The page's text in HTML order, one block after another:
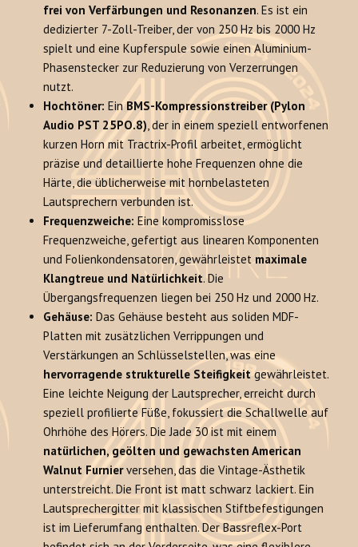
frei von Verfärbungen und Resonanzen. Es ist ein
dedizierter 7-Zoll-Treiber, der von 250 Hz bis 2000 Hz
spielt und eine Kupferspule sowie einen Aluminium-
Phasenstecker zur Reduzierung von Verzerrungen
nutzt.
Hochtöner: EinBMS-Kompressionstreiber (Pylon
Audio PST 25PO.8), der in einem speziell entworfenen
kurzen Horn mit Tractrix-Profil arbeitet, ermöglicht
präzise und detaillierte hohe Frequenzen ohne die
Härte, die üblicherweise mit hornbelasteten
Lautsprechern verbunden ist.
Frequenzweiche: Eine kompromisslose
Frequenzweiche, gefertigt aus linearen Komponenten
und Folienkondensatoren, gewährleistet maximale
Klangtreue und Natürlichkeit. Die
Übergangsfrequenzen liegen bei 250 Hz und 2000 Hz.
Gehäuse: Das Gehäuse besteht aus soliden MDF-
Platten mit zusätzlichen Verrippungen und
Verstärkungen an Schlüsselstellen, was eine
hervorragende strukturelle Steifigkeitgewährleistet.
Eine leichte Neigung der Lautsprecher, erreicht durch
speziell profilierte Füße, fokussiert die Schallwelle auf
Ohrhöhe des Hörers. Die Jade 30 ist mit einem
natürlichen, geölten und gewachsten American
Walnut Furnierversehen, das die Vintage-Ästhetik
unterstreicht. Die Front ist matt schwarz lackiert. Ein
Lautsprechergitter mit klassischen Stiftbefestigungen
ist im Lieferumfang enthalten. Der Bassreflex-Port